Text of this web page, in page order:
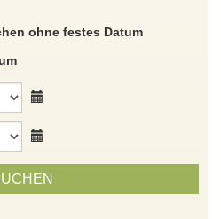
ohne festes Datum